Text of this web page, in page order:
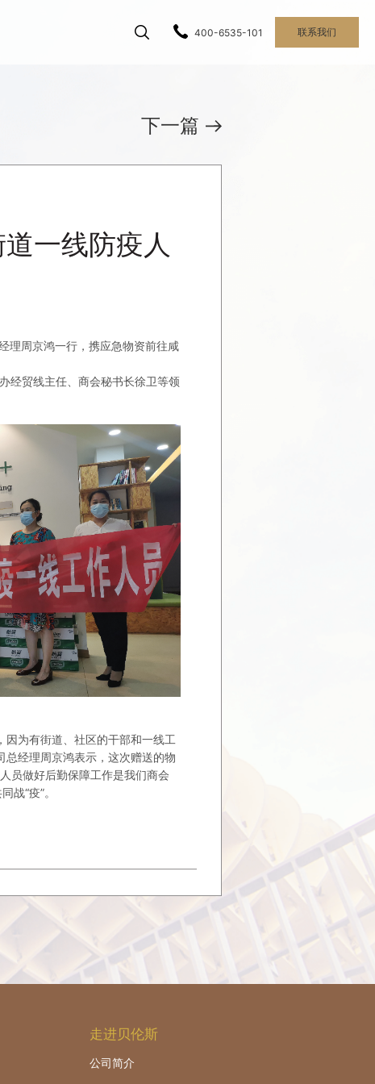
400-6535-101 联系我们
下一篇
一线防疫人
理周京鸿一行，携应急物资前往咸
经贸线主任、商会秘书长徐卫等领
因为有街道、社区的干部和一线工
总经理周京鸿表示，这次赠送的物
员做好后勤保障工作是我们商会
战“疫”。
走进贝伦斯
公司简介